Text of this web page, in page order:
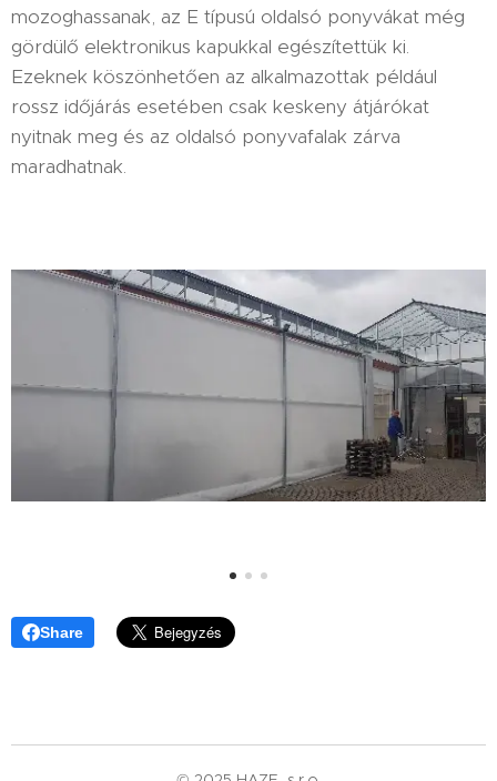
mozoghassanak, az E típusú oldalsó ponyvákat még
gördülő elektronikus kapukkal egészítettük ki.
Ezeknek köszönhetően az alkalmazottak például
rossz időjárás esetében csak keskeny átjárókat
nyitnak meg és az oldalsó ponyvafalak zárva
maradhatnak.
Share